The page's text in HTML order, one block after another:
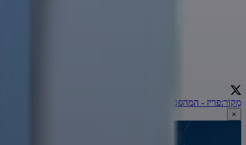
מָקוֹר:פריז - המהפכה הצרפתית (113)
×